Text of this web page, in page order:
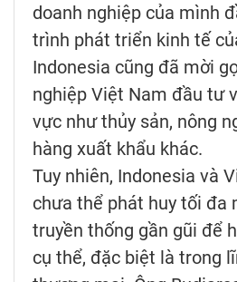
doanh nghiệp của mình
trình phát triển kinh tế
Indonesia cũng đã mời
nghiệp Việt Nam đầu tư
vực như thủy sản, nông
hàng xuất khẩu khác.
Tuy nhiên, Indonesia và
chưa thể phát huy tối đa
truyền thống gần gũi để
cụ thể, đặc biệt là trong